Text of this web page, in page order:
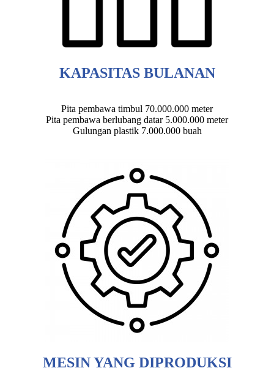
KAPASITAS BULANAN
Pita pembawa timbul 70.000.000 meter
Pita pembawa berlubang datar 5.000.000 meter
Gulungan plastik 7.000.000 buah
MESIN YANG DIPRODUKSI